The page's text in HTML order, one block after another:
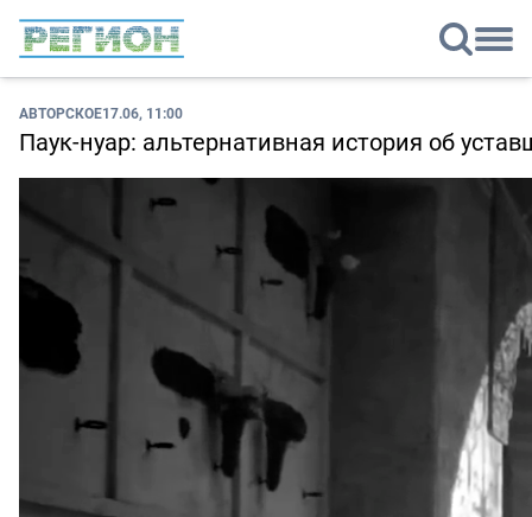
АВТОРСКОЕ17.06, 11:00
Паук-нуар: альтернативная история об